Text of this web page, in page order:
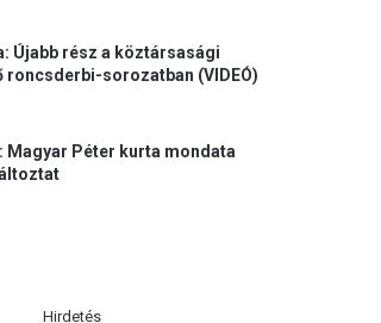
Újabb rész a köztársasági
roncsderbi-sorozatban (VIDEÓ)
Magyar Péter kurta mondata
Hirdetés